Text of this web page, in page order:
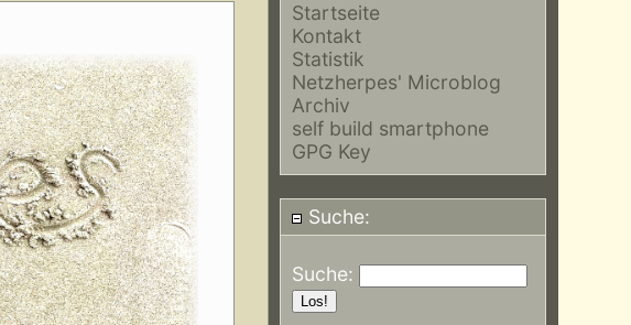
Startseite
Kontakt
Statistik
Netzherpes' Microblog
Archiv
self build smartphone
GPG Key
Suche:
Suche: